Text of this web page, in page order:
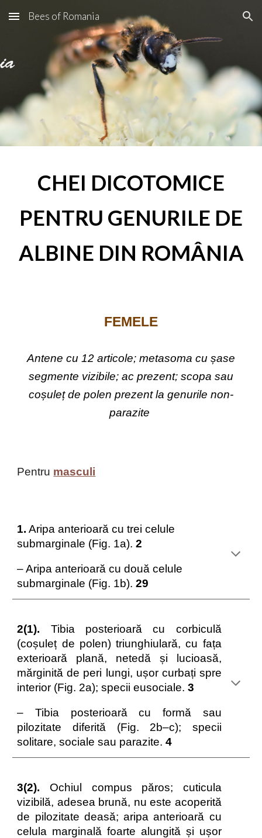
Skip to main content Skip to navigation
Bees of Romania
CHEI DICOTOMICE
PENTRU GENURILE DE
ALBINE DIN ROMÂNIA
FEMELE
Antene cu 12 articole; metasoma cu șase
segmente vizibile; ac prezent; scopa sau
coșuleț de polen prezent la genurile non-
parazite
Pentru masculi
1. Aripa anterioară cu trei celule
submarginale (Fig. 1a).2
– Aripa anterioară cu două celule
submarginale (Fig. 1b).29
2(1). Tibia posterioară cu corbiculă
(coșuleț de polen) triunghiulară, cu fața
exterioară plană, netedă și lucioasă,
mărginită de peri lungi, ușor curbați spre
interior (Fig. 2a); specii eusociale.3
– Tibia posterioară cu formă sau
pilozitate diferită (Fig. 2b–c); specii
solitare, sociale sau parazite.4
3(2). Ochiul compus păros; cuticula
vizibilă, adesea brună, nu este acoperită
de pilozitate deasă; aripa anterioară cu
celula marginală foarte alungită și ușor